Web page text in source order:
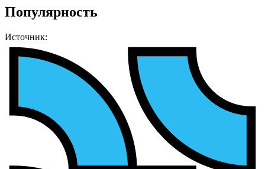
Популярность
Источник: